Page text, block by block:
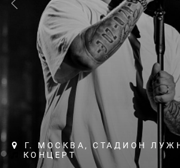
Г. МОСКВА, СТАДИОН
КОНЦЕРТ